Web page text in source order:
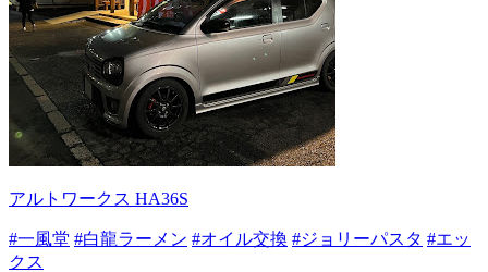
アルトワークス HA36S
#一風堂 #白龍ラーメン #オイル交換 #ジョリーパスタ #エッ
クス